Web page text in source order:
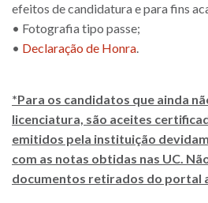
efeitos de candidatura e para fins
• Fotografia tipo passe;
• Declaração de Honra.
*Para os candidatos que ainda
licenciatura, são aceites
emitidos pela instituição
com as notas obtidas nas UC.
documentos retirados do portal